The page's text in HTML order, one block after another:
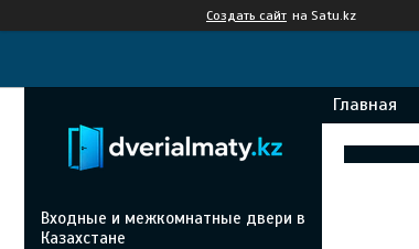
Создать сайт на Satu.kz
Главная
Входные и межкомнатные двери в
Казахстане